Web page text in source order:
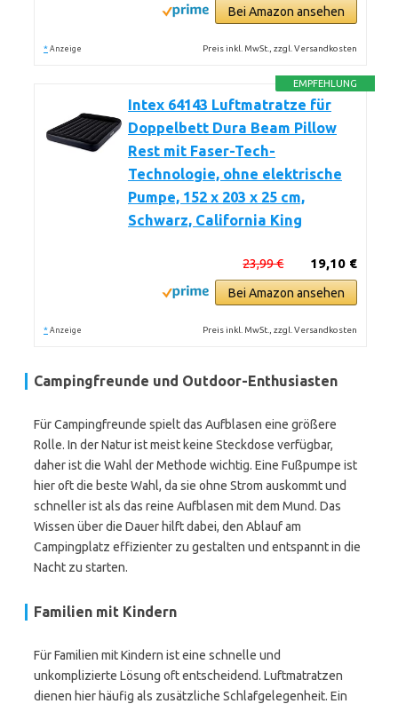
Bei Amazon ansehen
* Anzeige Preis inkl. MwSt., zzgl. Versandkosten
EMPFEHLUNG
Intex 64143 Luftmatratze für
Doppelbett Dura Beam Pillow
Rest mit Faser-Tech-
Technologie, ohne elektrische
Pumpe, 152 x 203 x 25 cm,
Schwarz, California King
19,10 €
23,99 €
Bei Amazon ansehen
* Anzeige Preis inkl. MwSt., zzgl. Versandkosten
Campingfreunde und Outdoor-Enthusiasten
Für Campingfreunde spielt das Aufblasen eine größere
Rolle. In der Natur ist meist keine Steckdose verfügbar,
daher ist die Wahl der Methode wichtig. Eine Fußpumpe ist
hier oft die beste Wahl, da sie ohne Strom auskommt und
schneller ist als das reine Aufblasen mit dem Mund. Das
Wissen über die Dauer hilft dabei, den Ablauf am
Campingplatz effizienter zu gestalten und entspannt in die
Nacht zu starten.
Familien mit Kindern
Für Familien mit Kindern ist eine schnelle und
unkomplizierte Lösung oft entscheidend. Luftmatratzen
dienen hier häufig als zusätzliche Schlafgelegenheit. Ein